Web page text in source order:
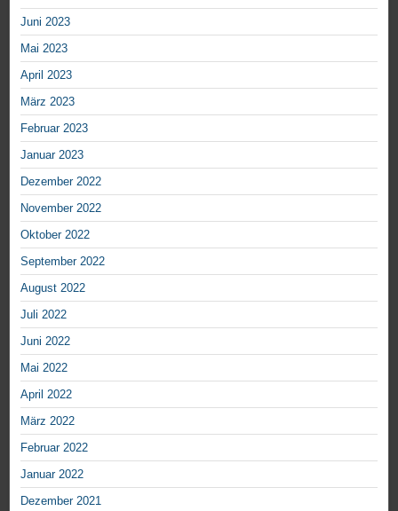
Juni 2023
Mai 2023
April 2023
März 2023
Februar 2023
Januar 2023
Dezember 2022
November 2022
Oktober 2022
September 2022
August 2022
Juli 2022
Juni 2022
Mai 2022
April 2022
März 2022
Februar 2022
Januar 2022
Dezember 2021